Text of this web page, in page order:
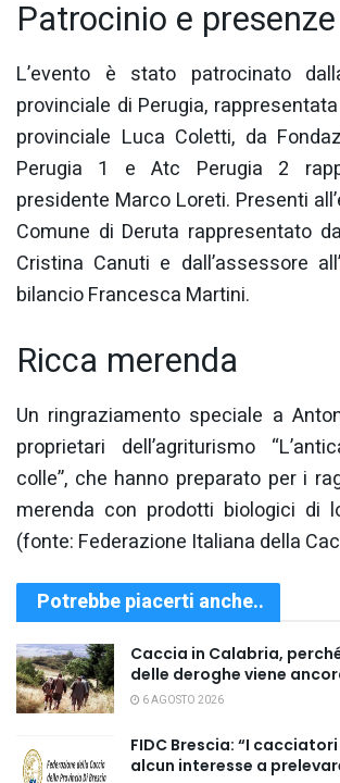
Patrocinio e presenze
L’evento è stato patrocinato
provinciale di Perugia,
provinciale Luca Coletti, da
Perugia 1 e Atc Perugia 2
presidente Marco Loreti. Presenti
Comune di Deruta rappresentato
Cristina Canuti e dall’assessore
bilancio Francesca Martini.
Ricca merenda
Un ringraziamento speciale a
proprietari dell’agriturismo
colle”, che hanno preparato per i
merenda con prodotti biologici di
(fonte: Federazione Italiana della
Potrebbe piacerti anche..
Caccia in Calabria,
delle deroghe viene
6 AGOSTO 2026
FIDC Brescia: “I
alcun interesse a